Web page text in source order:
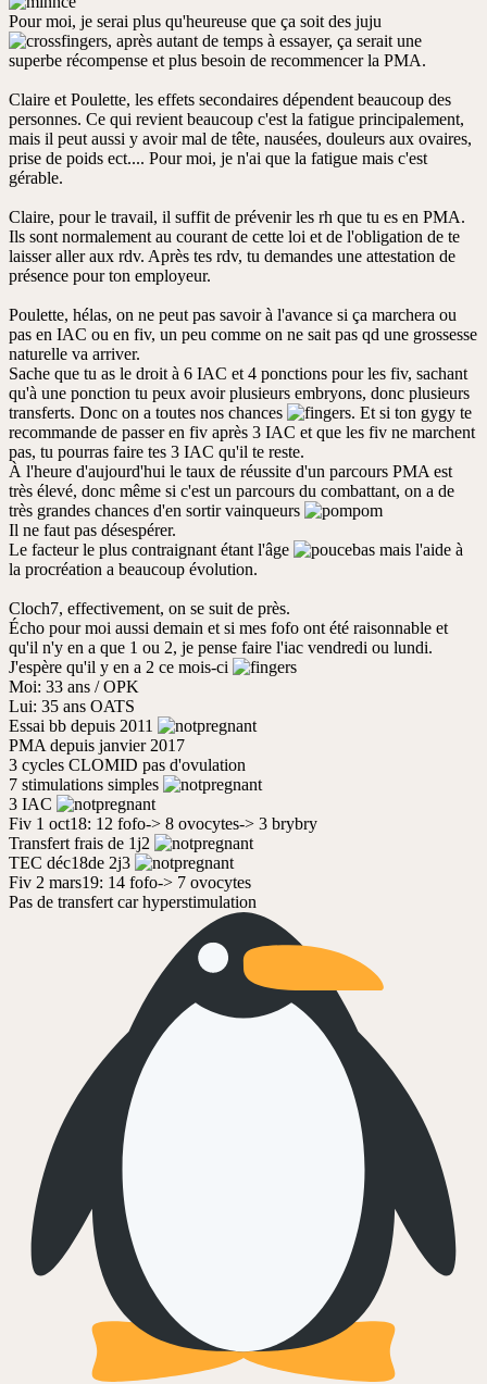
Pour moi, je serai plus qu'heureuse que ça soit des juju
, après autant de temps à essayer, ça serait une
superbe récompense et plus besoin de recommencer la PMA.
Claire et Poulette, les effets secondaires dépendent beaucoup des
personnes. Ce qui revient beaucoup c'est la fatigue principalement,
mais il peut aussi y avoir mal de tête, nausées, douleurs aux ovaires,
prise de poids ect.... Pour moi, je n'ai que la fatigue mais c'est
gérable.
Claire, pour le travail, il suffit de prévenir les rh que tu es en PMA.
Ils sont normalement au courant de cette loi et de l'obligation de te
laisser aller aux rdv. Après tes rdv, tu demandes une attestation de
présence pour ton employeur.
Poulette, hélas, on ne peut pas savoir à l'avance si ça marchera ou
pas en IAC ou en fiv, un peu comme on ne sait pas qd une grossesse
naturelle va arriver.
Sache que tu as le droit à 6 IAC et 4 ponctions pour les fiv, sachant
qu'à une ponction tu peux avoir plusieurs embryons, donc plusieurs
transferts. Donc on a toutes nos chances
. Et si ton gygy te
recommande de passer en fiv après 3 IAC et que les fiv ne marchent
pas, tu pourras faire tes 3 IAC qu'il te reste.
À l'heure d'aujourd'hui le taux de réussite d'un parcours PMA est
très élevé, donc même si c'est un parcours du combattant, on a de
très grandes chances d'en sortir vainqueurs
Il ne faut pas désespérer.
Le facteur le plus contraignant étant l'âge
mais l'aide à
la procréation a beaucoup évolution.
Cloch7, effectivement, on se suit de près.
Écho pour moi aussi demain et si mes fofo ont été raisonnable et
qu'il n'y en a que 1 ou 2, je pense faire l'iac vendredi ou lundi.
J'espère qu'il y en a 2 ce mois-ci
Moi: 33 ans / OPK
Lui: 35 ans OATS
Essai bb depuis 2011
PMA depuis janvier 2017
3 cycles CLOMID pas d'ovulation
7 stimulations simples
3 IAC
Fiv 1 oct18: 12 fofo-> 8 ovocytes-> 3 brybry
Transfert frais de 1j2
TEC déc18de 2j3
Fiv 2 mars19: 14 fofo-> 7 ovocytes
Pas de transfert car hyperstimulation